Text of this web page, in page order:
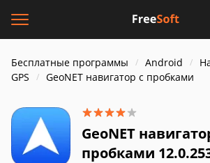
Бесплатные программы Android
GPS
GeoNET навигатор с пробками
GeoNET
пробками